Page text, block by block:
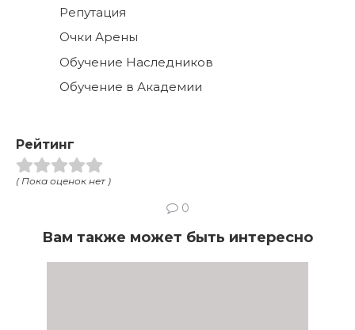
Репутация
Очки Арены
Обучение Наследников
Обучение в Академии
Рейтинг
( Пока оценок нет )
0
Вам также может быть интересно